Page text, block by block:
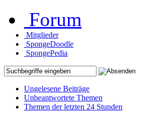
Forum
Mitglieder
SpongeDoodle
SpongePedia
Ungelesene Beiträge
Unbeantwortete Themen
Themen der letzten 24 Stunden